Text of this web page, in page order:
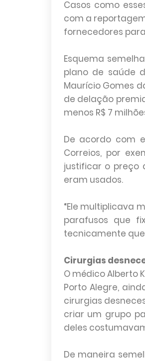
Casos como
com a
fornecedores
Esquema
plano de saúde
Maurício Gomes
de delação
menos R$ 7
De acordo com
Correios, por
justificar o preço
eram usados.
“Ele multiplicava
parafusos que
tecnicamente que
Cirurgias
O médico Alberto
Porto Alegre,
cirurgias
criar um grupo
deles
De maneira